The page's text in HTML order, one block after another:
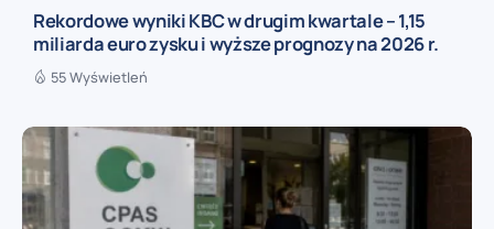
Rekordowe wyniki KBC w drugim kwartale – 1,15
miliarda euro zysku i wyższe prognozy na 2026 r.
55 Wyświetleń